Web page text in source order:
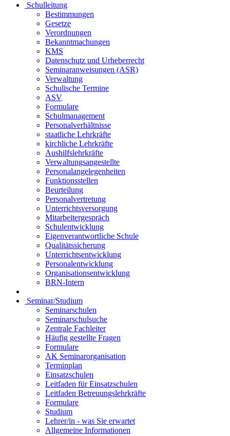
Schulleitung
Bestimmungen
Gesetze
Verordnungen
Bekanntmachungen
KMS
Datenschutz und Urheberrecht
Seminaranweisungen (ASR)
Verwaltung
Schulische Termine
ASV
Formulare
Schulmanagement
Personalverhältnisse
staatliche Lehrkräfte
kirchliche Lehrkräfte
Aushilfslehrkräfte
Verwaltungsangestellte
Personalangelegenheiten
Funktionsstellen
Beurteilung
Personalvertretung
Unterrichtsversorgung
Mitarbeitergespräch
Schulentwicklung
Eigenverantwortliche Schule
Qualitätssicherung
Unterrichtsentwicklung
Personalentwicklung
Organisationsentwicklung
BRN-Intern
Seminar/Studium
Seminarschulen
Seminarschulsuche
Zentrale Fachleiter
Häufig gestellte Fragen
Formulare
AK Seminarorganisation
Terminplan
Einsatzschulen
Leitfaden für Einsatzschulen
Leitfaden Betreuungslehrkräfte
Formulare
Studium
Lehrer/in - was Sie erwartet
Allgemeine Informationen